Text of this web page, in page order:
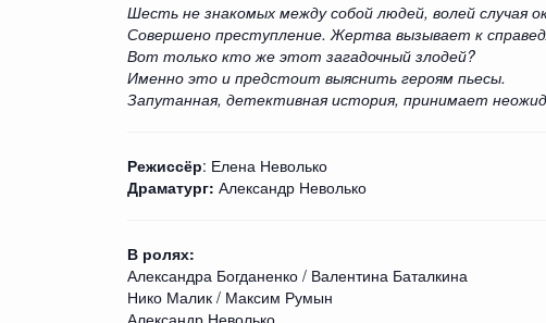
Шесть не знакомых между собой людей, волей случая
Совершено преступление. Жертва вызывает к
Вот только кто же этот загадочный злодей?
Именно это и предстоит выяснить героям пьесы.
Запутанная, детективная история, принимает
Режиссёр: Елена Неволько
Драматург: Александр Неволько
В ролях:
Александра Богданенко / Валентина Баталкина
Нико Малик / Максим Румын
Александр Неволько